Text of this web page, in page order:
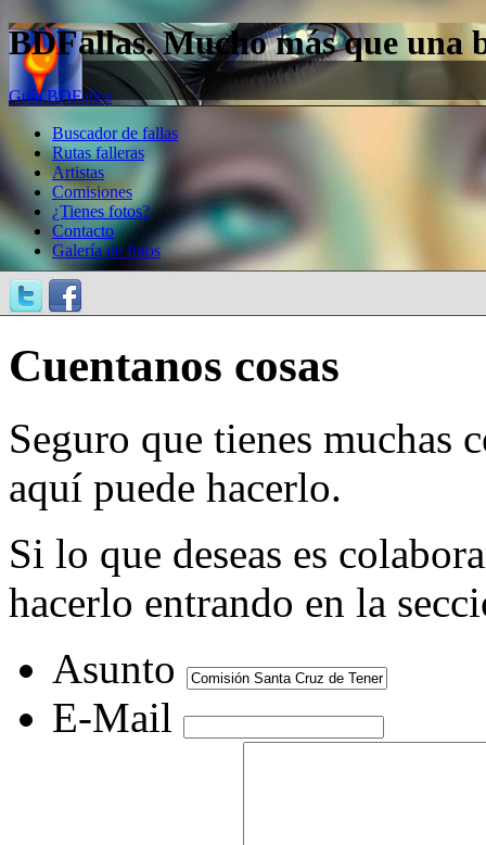
BDFallas. Mucho más que una
Guía BDFallas
Buscador de fallas
Rutas falleras
Artistas
Comisiones
¿Tienes fotos?
Contacto
Galería de fotos
Cuentanos cosas
Seguro que tienes muchas
aquí puede hacerlo.
Si lo que deseas es
hacerlo entrando en la
Asunto
E-Mail